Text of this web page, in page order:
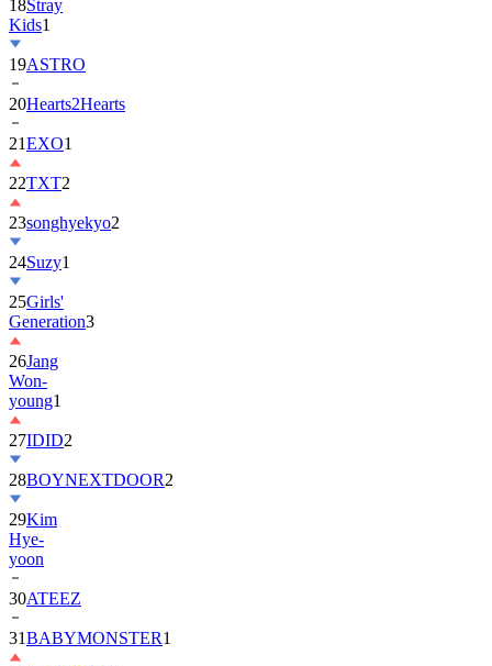
18Stray
Kids1
19ASTRO
20Hearts2Hearts
21EXO1
22TXT2
23songhyekyo2
24Suzy1
25Girls'
Generation3
26Jang
Won-
young1
27IDID2
28BOYNEXTDOOR2
29Kim
Hye-
yoon
30ATEEZ
31BABYMONSTER1